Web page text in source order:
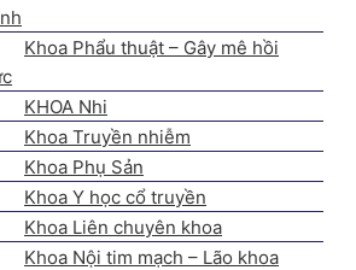
Khoa Phẩu thuật – Gây mê hồi
KHOA Nhi
Khoa Truyền nhiễm
Khoa Phụ Sản
Khoa Y học cổ truyền
Khoa Liên chuyên khoa
Khoa Nội tim mạch – Lão khoa